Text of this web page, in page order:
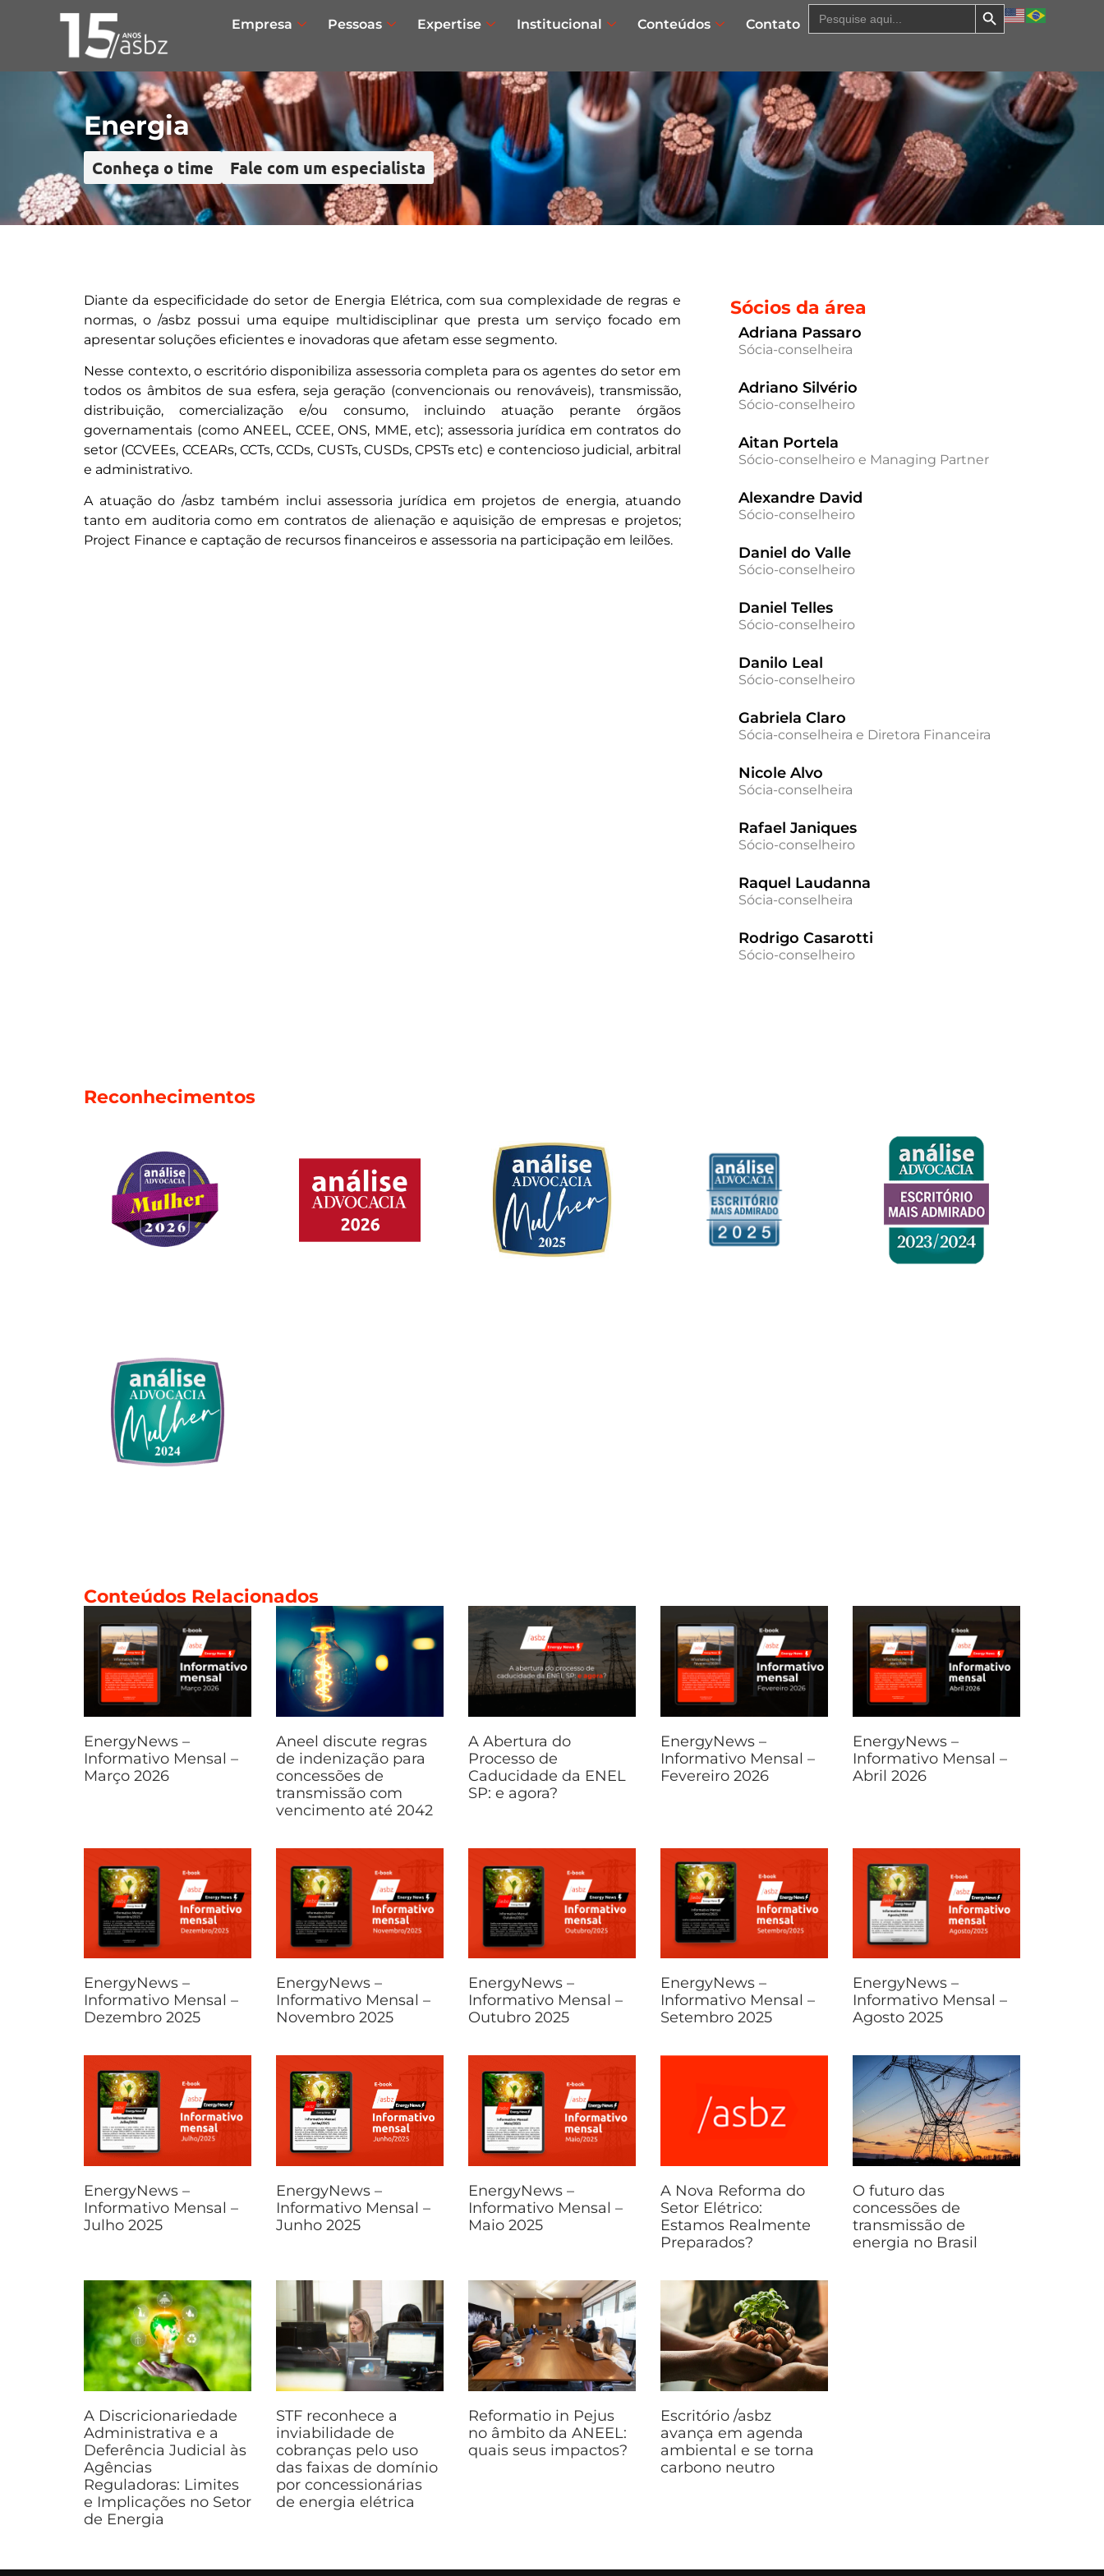
Empresa Pessoas Expertise Institucional Conteúdos Contato
Search
for:
Search Button
Energia
Conheça o time Fale com um especialista
Diante da especificidade do setor de Energia Elétrica, com sua complexidade de regras e
normas, o /asbz possui uma equipe multidisciplinar que presta um serviço focado em
apresentar soluções eficientes e inovadoras que afetam esse segmento.
Nesse contexto, o escritório disponibiliza assessoria completa para os agentes do setor em
todos os âmbitos de sua esfera, seja geração (convencionais ou renováveis), transmissão,
distribuição, comercialização e/ou consumo, incluindo atuação perante órgãos
governamentais (como ANEEL, CCEE, ONS, MME, etc); assessoria jurídica em contratos do
setor (CCVEEs, CCEARs, CCTs, CCDs, CUSTs, CUSDs, CPSTs etc) e contencioso judicial, arbitral
e administrativo.
A atuação do /asbz também inclui assessoria jurídica em projetos de energia, atuando
tanto em auditoria como em contratos de alienação e aquisição de empresas e projetos;
Project Finance e captação de recursos financeiros e assessoria na participação em leilões.
Sócios da área
Adriana Passaro
Sócia-conselheira
Adriano Silvério
Sócio-conselheiro
Aitan Portela
Sócio-conselheiro e Managing Partner
Alexandre David
Sócio-conselheiro
Daniel do Valle
Sócio-conselheiro
Daniel Telles
Sócio-conselheiro
Danilo Leal
Sócio-conselheiro
Gabriela Claro
Sócia-conselheira e Diretora Financeira
Nicole Alvo
Sócia-conselheira
Rafael Janiques
Sócio-conselheiro
Raquel Laudanna
Sócia-conselheira
Rodrigo Casarotti
Sócio-conselheiro
Reconhecimentos
Conteúdos Relacionados
EnergyNews –
Informativo Mensal –
Março 2026
Aneel discute regras
de indenização para
concessões de
transmissão com
vencimento até 2042
A Abertura do
Processo de
Caducidade da ENEL
SP: e agora?
EnergyNews –
Informativo Mensal –
Fevereiro 2026
EnergyNews –
Informativo Mensal –
Abril 2026
EnergyNews –
Informativo Mensal –
Dezembro 2025
EnergyNews –
Informativo Mensal –
Novembro 2025
EnergyNews –
Informativo Mensal –
Outubro 2025
EnergyNews –
Informativo Mensal –
Setembro 2025
EnergyNews –
Informativo Mensal –
Agosto 2025
EnergyNews –
Informativo Mensal –
Julho 2025
EnergyNews –
Informativo Mensal –
Junho 2025
EnergyNews –
Informativo Mensal –
Maio 2025
A Nova Reforma do
Setor Elétrico:
Estamos Realmente
Preparados?
O futuro das
concessões de
transmissão de
energia no Brasil
A Discricionariedade
Administrativa e a
Deferência Judicial às
Agências
Reguladoras: Limites
e Implicações no Setor
de Energia
STF reconhece a
inviabilidade de
cobranças pelo uso
das faixas de domínio
por concessionárias
de energia elétrica
Reformatio in Pejus
no âmbito da ANEEL:
quais seus impactos?
Escritório /asbz
avança em agenda
ambiental e se torna
carbono neutro